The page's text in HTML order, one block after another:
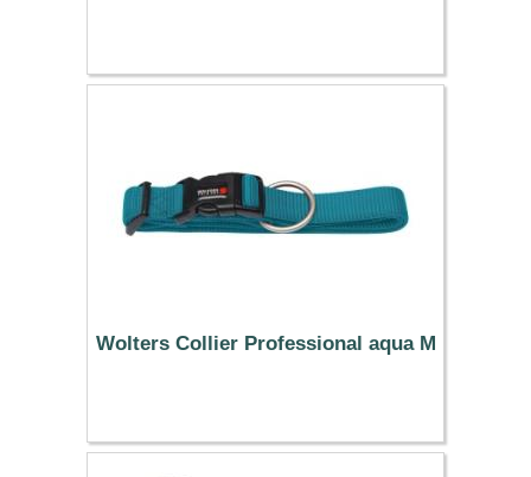
Wolters Collier Professional aqua M
11.19 €